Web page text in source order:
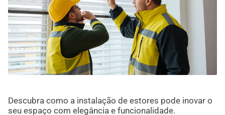
Descubra como a instalação de estores pode inovar o
seu espaço com elegância e funcionalidade.